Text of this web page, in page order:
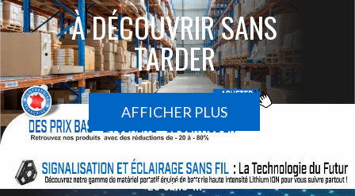
À DÉCOUVRIR SANS
TARDER
AFFICHER PLUS
Le sans-fil